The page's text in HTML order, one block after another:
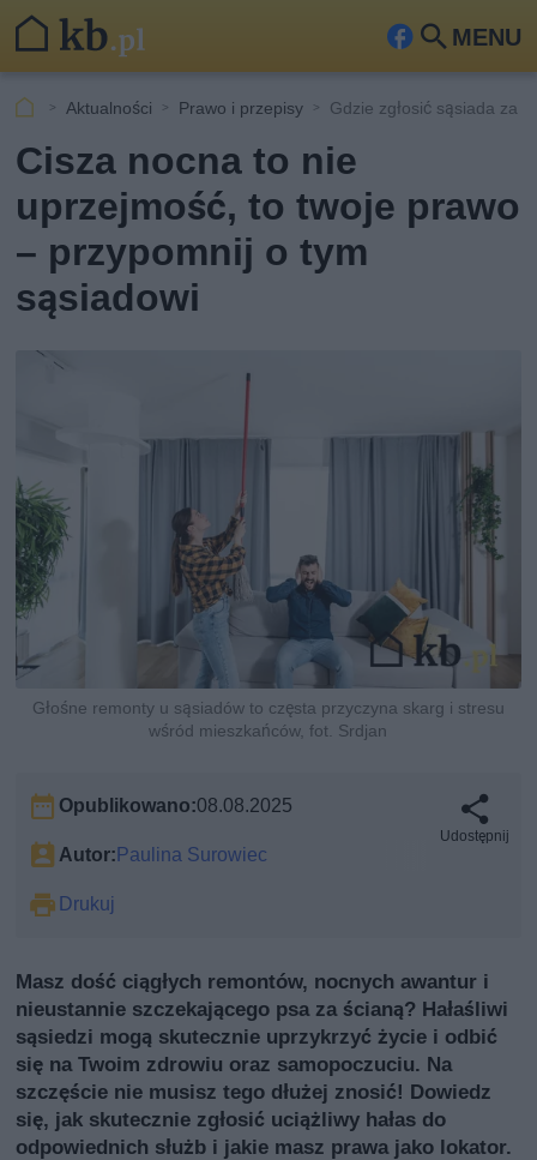
MENU
Fa
ceb
ook
Szu
kaj
Aktualności Prawo i przepisy Gdzie zgłosić sąsiada za
Cisza nocna to nie
uprzejmość, to twoje prawo
– przypomnij o tym
sąsiadowi
Głośne remonty u sąsiadów to częsta przyczyna skarg i stresu
wśród mieszkańców, fot. Srdjan
Opublikowano:08.08.2025
Autor:Paulina Surowiec
Drukuj
Udostępnij
Masz dość ciągłych remontów, nocnych awantur i
nieustannie szczekającego psa za ścianą? Hałaśliwi
sąsiedzi mogą skutecznie uprzykrzyć życie i odbić
się na Twoim zdrowiu oraz samopoczuciu. Na
szczęście nie musisz tego dłużej znosić! Dowiedz
się, jak skutecznie zgłosić uciążliwy hałas do
odpowiednich służb i jakie masz prawa jako lokator.